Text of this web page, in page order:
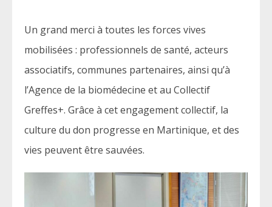
Un grand merci à toutes les forces vives
mobilisées : professionnels de santé, acteurs
associatifs, communes partenaires, ainsi qu’à
l’Agence de la biomédecine et au Collectif
Greffes+. Grâce à cet engagement collectif, la
culture du don progresse en Martinique, et des
vies peuvent être sauvées.